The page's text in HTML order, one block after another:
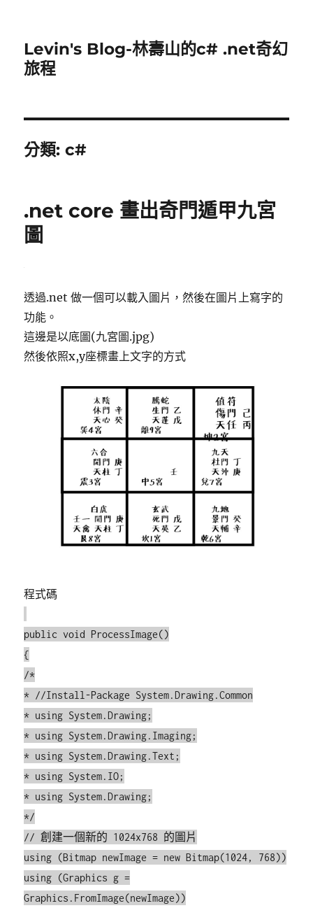
Levin's Blog-林壽山的c# .net奇幻
旅程
分類:c#
.net core 畫出奇門遁甲九宮
圖
透過.net 做一個可以載入圖片，然後在圖片上寫字的
功能。
這邊是以底圖(九宮圖.jpg)
然後依照x,y座標畫上文字的方式
程式碼
public void ProcessImage()
{
/*
* //Install-Package System.Drawing.Common
* using System.Drawing;
* using System.Drawing.Imaging;
* using System.Drawing.Text;
* using System.IO;
* using System.Drawing;
*/
// 創建一個新的 1024x768 的圖片
using (Bitmap newImage = new Bitmap(1024, 768))
using (Graphics g =
Graphics.FromImage(newImage))